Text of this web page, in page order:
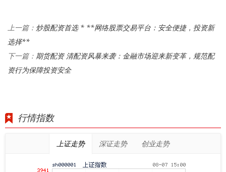
上一篇： 炒股配资首选 * **网络股票交易平台：安全便捷，投资新
选择**
下一篇： 期货配资 清配资风暴来袭：金融市场迎来新变革，规范配
资行为保障投资安全
行情指数
上证走势 深证走势 创业走势